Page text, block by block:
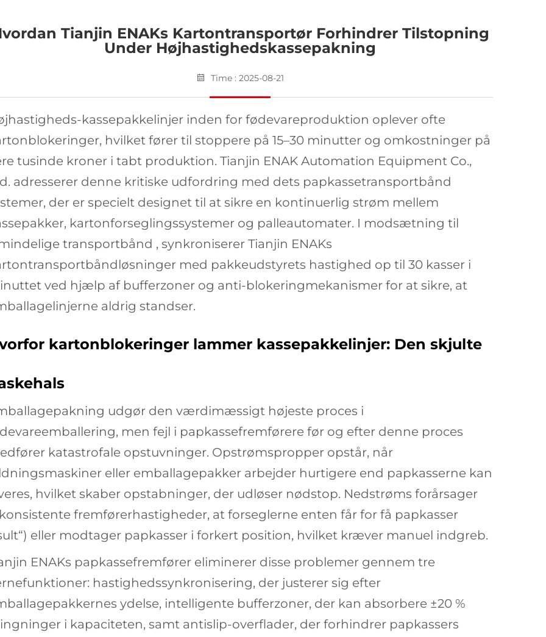
Tianjin ENAKs Kartontransportør Forhindrer Tilstopning
Under Højhastighedskassepakning
Time : 2025-08-21
kassepakkelinjer inden for fødevareproduktion oplever ofte
hvilket fører til stoppere på 15–30 minutter og omkostninger på
tusinde kroner i tabt produktion. Tianjin ENAK Automation Equipment Co.,
adresserer denne kritiske udfordring med dets papkassetransportbånd
der er specielt designet til at sikre en kontinuerlig strøm mellem
kartonforseglingssystemer og palleautomater. I modsætning til
transportbånd , synkroniserer Tianjin ENAKs
med pakkeudstyrets hastighed op til 30 kasser i
ved hjælp af bufferzoner og anti-blokeringmekanismer for at sikre, at
aldrig standser.
kartonblokeringer lammer kassepakkelinjer: Den skjulte
udgør den værdimæssigt højeste proces i
men fejl i papkassefremførere før og efter denne proces
katastrofale opstuvninger. Opstrømspropper opstår, når
eller emballagepakker arbejder hurtigere end papkasserne kan
hvilket skaber opstabninger, der udløser nødstop. Nedstrøms forårsager
fremførerhastigheder, at forseglerne enten får for få papkasser
eller modtager papkasser i forkert position, hvilket kræver manuel indgreb.
ENAKs papkassefremfører eliminerer disse problemer gennem tre
hastighedssynkronisering, der justerer sig efter
ydelse, intelligente bufferzoner, der kan absorbere ±20 %
i kapaciteten, samt antislip-overflader, der forhindrer papkassers